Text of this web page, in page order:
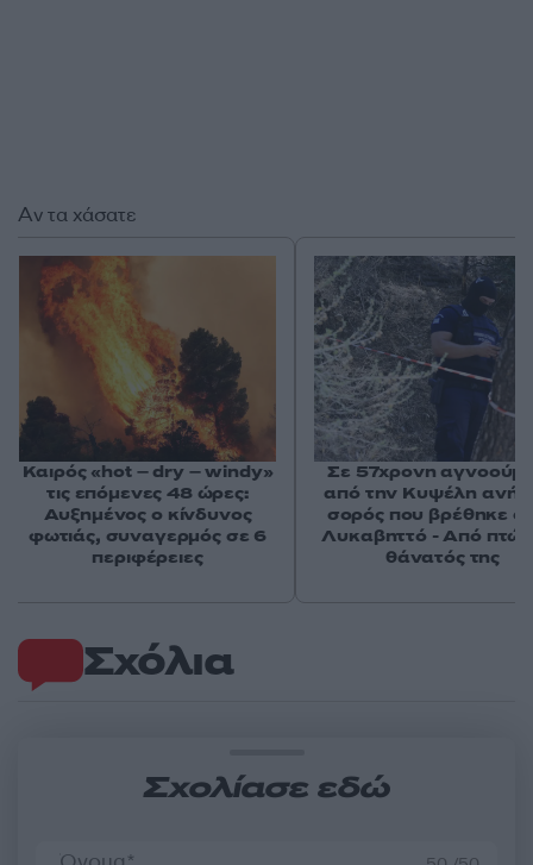
Σχόλια
Σχολίασε εδώ
Αν τα χάσατε
Καιρός «hot – dry – windy»
τις επόμενες 48 ώρες:
Αυξημένος ο κίνδυνος
φωτιάς, συναγερμός σε 6
περιφέρειες
Σε 57χρονη
από την Κυψέλη
σορός που βρέθηκε
Λυκαβηττό - Από
θάνατός της